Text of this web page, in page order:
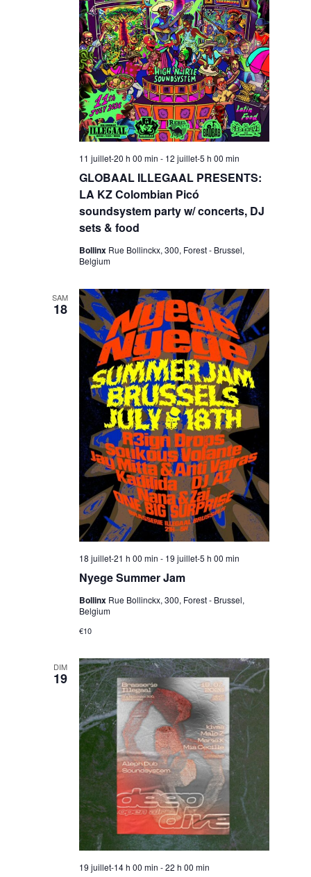
GLOBAAL ILLEGAAL PRESENTS:
LA KZ Colombian Picó
soundsystem party w/ concerts, DJ
sets & food
11 juillet-20 h 00 min - 12 juillet-5 h 00 min
Bollinx Rue Bollinckx, 300, Forest - Brussel,
Belgium
SAM
18
Nyege Summer Jam
18 juillet-21 h 00 min - 19 juillet-5 h 00 min
Bollinx Rue Bollinckx, 300, Forest - Brussel,
Belgium
€10
DIM
19
19 juillet-14 h 00 min -22 h 00 min